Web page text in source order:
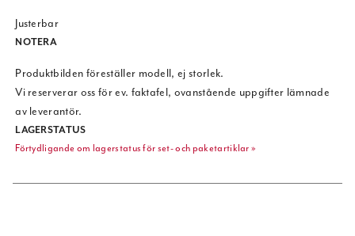
Justerbar
NOTERA
Produktbilden föreställer modell, ej storlek.
Vi reserverar oss för ev. faktafel, ovanstående uppgifter lämnade
av leverantör.
LAGERSTATUS
Förtydligande om lagerstatus för set- och paketartiklar »